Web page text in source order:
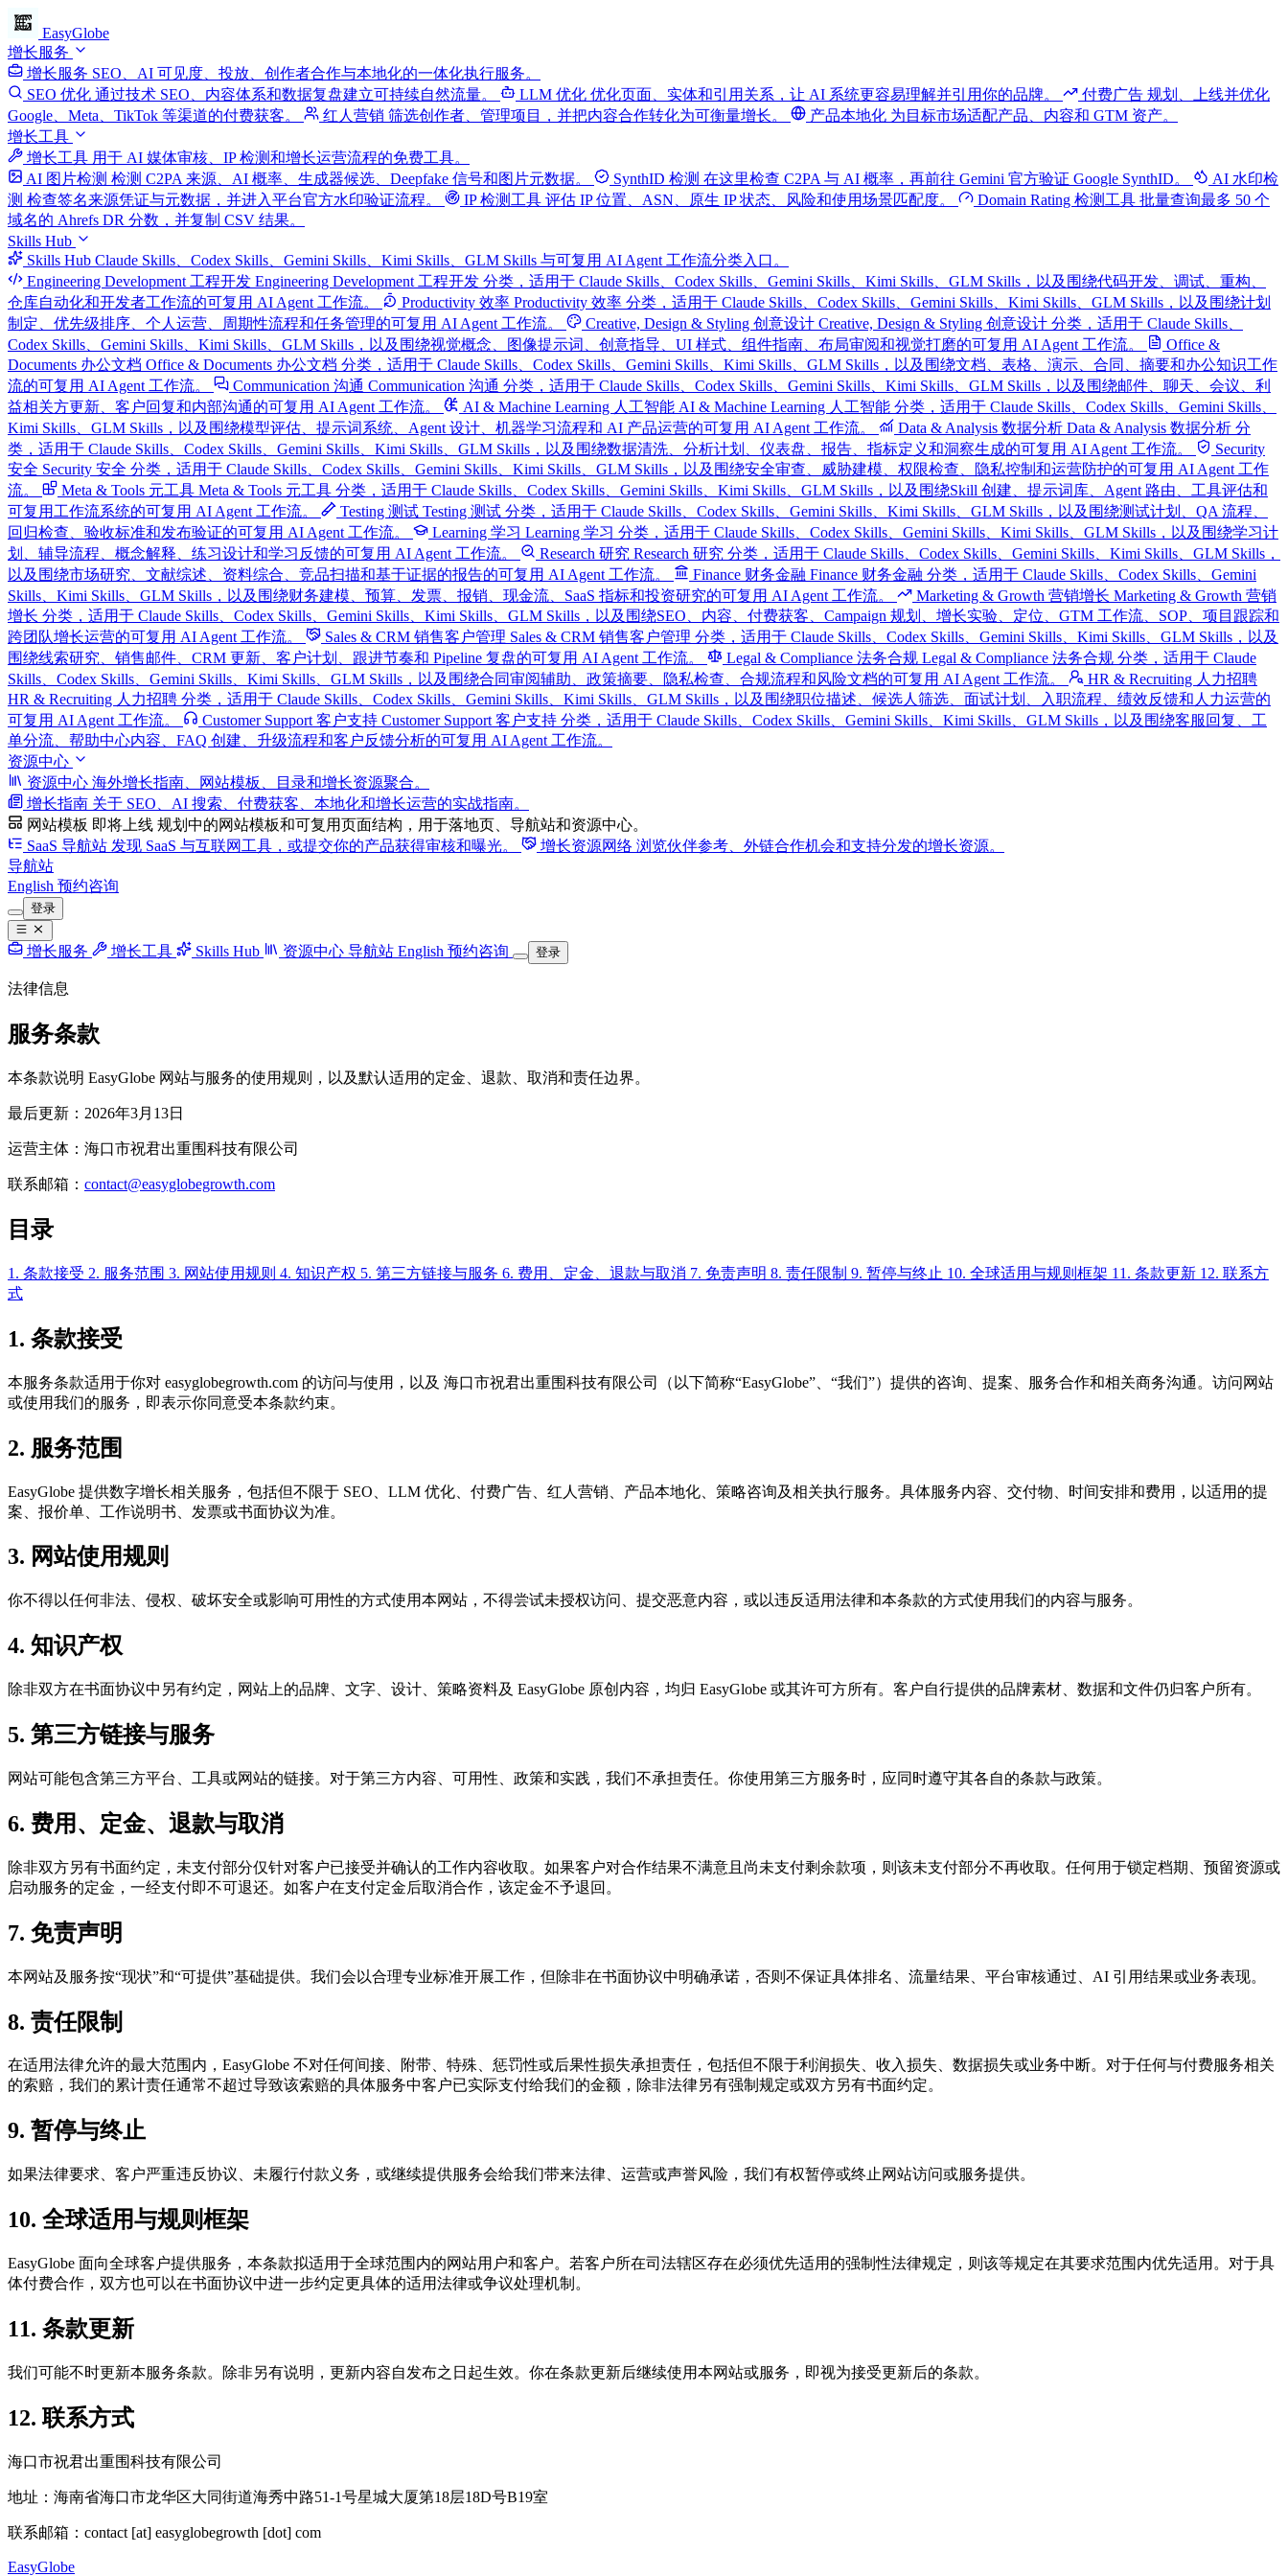
EasyGlobe
增长服务
增长服务 SEO、AI 可见度、投放、创作者合作与本地化的一体化执行服务。
SEO 优化 通过技术 SEO、内容体系和数据复盘建立可持续自然流量。 LLM 优化 优化页面、实体和引用关系，让 AI 系统更容易理解并引用你的品牌。 付费广告 规划、上线并优化
Google、Meta、TikTok 等渠道的付费获客。
红人营销 筛选创作者、管理项目，并把内容合作转化为可衡量增长。 产品本地化 为目标市场适配产品、内容和 GTM 资产。
增长工具
增长工具 用于 AI 媒体审核、IP 检测和增长运营流程的免费工具。
AI 图片检测 检测 C2PA 来源、AI 概率、生成器候选、Deepfake 信号和图片元数据。 SynthID 检测 在这里检查 C2PA 与 AI 概率，再前往 Gemini 官方验证 Google SynthID。
AI 水印检
测 检查签名来源凭证与元数据，并进入平台官方水印验证流程。 IP 检测工具 评估 IP 位置、ASN、原生 IP 状态、风险和使用场景匹配度。 Domain Rating 检测工具 批量查询最多 50 个
域名的 Ahrefs DR 分数，并复制 CSV 结果。
Skills Hub
Skills Hub Claude Skills、Codex Skills、Gemini Skills、Kimi Skills、GLM Skills 与可复用 AI Agent 工作流分类入口。
Engineering Development 工程开发 Engineering Development 工程开发 分类，适用于 Claude Skills、Codex Skills、Gemini Skills、Kimi Skills、GLM Skills，以及围绕代码开发、调试、重构、
仓库自动化和开发者工作流的可复用 AI Agent 工作流。
Productivity 效率 Productivity 效率 分类，适用于 Claude Skills、Codex Skills、Gemini Skills、Kimi Skills、GLM Skills，以及围绕计划
制定、优先级排序、个人运营、周期性流程和任务管理的可复用 AI Agent 工作流。
Creative, Design & Styling 创意设计 Creative, Design & Styling 创意设计 分类，适用于 Claude Skills、
Codex Skills、Gemini Skills、Kimi Skills、GLM Skills，以及围绕视觉概念、图像提示词、创意指导、UI 样式、组件指南、布局审阅和视觉打磨的可复用 AI Agent 工作流。
Office &
Documents 办公文档 Office & Documents 办公文档 分类，适用于 Claude Skills、Codex Skills、Gemini Skills、Kimi Skills、GLM Skills，以及围绕文档、表格、演示、合同、摘要和办公知识工作
流的可复用 AI Agent 工作流。
Communication 沟通 Communication 沟通 分类，适用于 Claude Skills、Codex Skills、Gemini Skills、Kimi Skills、GLM Skills，以及围绕邮件、聊天、会议、利
益相关方更新、客户回复和内部沟通的可复用 AI Agent 工作流。
AI & Machine Learning 人工智能 AI & Machine Learning 人工智能 分类，适用于 Claude Skills、Codex Skills、Gemini Skills、
Kimi Skills、GLM Skills，以及围绕模型评估、提示词系统、Agent 设计、机器学习流程和 AI 产品运营的可复用 AI Agent 工作流。
Data & Analysis 数据分析 Data & Analysis 数据分析 分
类，适用于 Claude Skills、Codex Skills、Gemini Skills、Kimi Skills、GLM Skills，以及围绕数据清洗、分析计划、仪表盘、报告、指标定义和洞察生成的可复用 AI Agent 工作流。
Security
安全 Security 安全 分类，适用于 Claude Skills、Codex Skills、Gemini Skills、Kimi Skills、GLM Skills，以及围绕安全审查、威胁建模、权限检查、隐私控制和运营防护的可复用 AI Agent 工作
流。
Meta & Tools 元工具 Meta & Tools 元工具 分类，适用于 Claude Skills、Codex Skills、Gemini Skills、Kimi Skills、GLM Skills，以及围绕Skill 创建、提示词库、Agent 路由、工具评估和
可复用工作流系统的可复用 AI Agent 工作流。
Testing 测试 Testing 测试 分类，适用于 Claude Skills、Codex Skills、Gemini Skills、Kimi Skills、GLM Skills，以及围绕测试计划、QA 流程、
回归检查、验收标准和发布验证的可复用 AI Agent 工作流。
Learning 学习 Learning 学习 分类，适用于 Claude Skills、Codex Skills、Gemini Skills、Kimi Skills、GLM Skills，以及围绕学习计
划、辅导流程、概念解释、练习设计和学习反馈的可复用 AI Agent 工作流。
Research 研究 Research 研究 分类，适用于 Claude Skills、Codex Skills、Gemini Skills、Kimi Skills、GLM Skills，
以及围绕市场研究、文献综述、资料综合、竞品扫描和基于证据的报告的可复用 AI Agent 工作流。
Finance 财务金融 Finance 财务金融 分类，适用于 Claude Skills、Codex Skills、Gemini
Skills、Kimi Skills、GLM Skills，以及围绕财务建模、预算、发票、报销、现金流、SaaS 指标和投资研究的可复用 AI Agent 工作流。
Marketing & Growth 营销增长 Marketing & Growth 营销
增长 分类，适用于 Claude Skills、Codex Skills、Gemini Skills、Kimi Skills、GLM Skills，以及围绕SEO、内容、付费获客、Campaign 规划、增长实验、定位、GTM 工作流、SOP、项目跟踪和
跨团队增长运营的可复用 AI Agent 工作流。
Sales & CRM 销售客户管理 Sales & CRM 销售客户管理 分类，适用于 Claude Skills、Codex Skills、Gemini Skills、Kimi Skills、GLM Skills，以及
围绕线索研究、销售邮件、CRM 更新、客户计划、跟进节奏和 Pipeline 复盘的可复用 AI Agent 工作流。
Legal & Compliance 法务合规 Legal & Compliance 法务合规 分类，适用于 Claude
Skills、Codex Skills、Gemini Skills、Kimi Skills、GLM Skills，以及围绕合同审阅辅助、政策摘要、隐私检查、合规流程和风险文档的可复用 AI Agent 工作流。
HR & Recruiting 人力招聘
HR & Recruiting 人力招聘 分类，适用于 Claude Skills、Codex Skills、Gemini Skills、Kimi Skills、GLM Skills，以及围绕职位描述、候选人筛选、面试计划、入职流程、绩效反馈和人力运营的
可复用 AI Agent 工作流。
Customer Support 客户支持 Customer Support 客户支持 分类，适用于 Claude Skills、Codex Skills、Gemini Skills、Kimi Skills、GLM Skills，以及围绕客服回复、工
单分流、帮助中心内容、FAQ 创建、升级流程和客户反馈分析的可复用 AI Agent 工作流。
资源中心
资源中心 海外增长指南、网站模板、目录和增长资源聚合。
增长指南 关于 SEO、AI 搜索、付费获客、本地化和增长运营的实战指南。
网站模板 即将上线 规划中的网站模板和可复用页面结构，用于落地页、导航站和资源中心。
SaaS 导航站 发现 SaaS 与互联网工具，或提交你的产品获得审核和曝光。 增长资源网络 浏览伙伴参考、外链合作机会和支持分发的增长资源。
导航站
English 预约咨询
登录
增长服务 增长工具 Skills Hub 资源中心 导航站 English 预约咨询 登录
法律信息
服务条款
本条款说明 EasyGlobe 网站与服务的使用规则，以及默认适用的定金、退款、取消和责任边界。
最后更新： 2026年3月13日
运营主体： 海口市祝君出重围科技有限公司
联系邮箱： contact@easyglobegrowth.com
目录
1. 条款接受 2. 服务范围 3. 网站使用规则 4. 知识产权 5. 第三方链接与服务 6. 费用、定金、退款与取消 7. 免责声明 8. 责任限制 9. 暂停与终止 10. 全球适用与规则框架 11. 条款更新 12. 联系方
式
1. 条款接受
本服务条款适用于你对 easyglobegrowth.com 的访问与使用，以及 海口市祝君出重围科技有限公司（以下简称“EasyGlobe”、“我们”）提供的咨询、提案、服务合作和相关商务沟通。访问网站
或使用我们的服务，即表示你同意受本条款约束。
2. 服务范围
EasyGlobe 提供数字增长相关服务，包括但不限于 SEO、LLM 优化、付费广告、红人营销、产品本地化、策略咨询及相关执行服务。具体服务内容、交付物、时间安排和费用，以适用的提
案、报价单、工作说明书、发票或书面协议为准。
3. 网站使用规则
你不得以任何非法、侵权、破坏安全或影响可用性的方式使用本网站，不得尝试未授权访问、提交恶意内容，或以违反适用法律和本条款的方式使用我们的内容与服务。
4. 知识产权
除非双方在书面协议中另有约定，网站上的品牌、文字、设计、策略资料及 EasyGlobe 原创内容，均归 EasyGlobe 或其许可方所有。客户自行提供的品牌素材、数据和文件仍归客户所有。
5. 第三方链接与服务
网站可能包含第三方平台、工具或网站的链接。对于第三方内容、可用性、政策和实践，我们不承担责任。你使用第三方服务时，应同时遵守其各自的条款与政策。
6. 费用、定金、退款与取消
除非双方另有书面约定，未支付部分仅针对客户已接受并确认的工作内容收取。如果客户对合作结果不满意且尚未支付剩余款项，则该未支付部分不再收取。任何用于锁定档期、预留资源或
启动服务的定金，一经支付即不可退还。如客户在支付定金后取消合作，该定金不予退回。
7. 免责声明
本网站及服务按“现状”和“可提供”基础提供。我们会以合理专业标准开展工作，但除非在书面协议中明确承诺，否则不保证具体排名、流量结果、平台审核通过、AI 引用结果或业务表现。
8. 责任限制
在适用法律允许的最大范围内，EasyGlobe 不对任何间接、附带、特殊、惩罚性或后果性损失承担责任，包括但不限于利润损失、收入损失、数据损失或业务中断。对于任何与付费服务相关
的索赔，我们的累计责任通常不超过导致该索赔的具体服务中客户已实际支付给我们的金额，除非法律另有强制规定或双方另有书面约定。
9. 暂停与终止
如果法律要求、客户严重违反协议、未履行付款义务，或继续提供服务会给我们带来法律、运营或声誉风险，我们有权暂停或终止网站访问或服务提供。
10. 全球适用与规则框架
EasyGlobe 面向全球客户提供服务，本条款拟适用于全球范围内的网站用户和客户。若客户所在司法辖区存在必须优先适用的强制性法律规定，则该等规定在其要求范围内优先适用。对于具
体付费合作，双方也可以在书面协议中进一步约定更具体的适用法律或争议处理机制。
11. 条款更新
我们可能不时更新本服务条款。除非另有说明，更新内容自发布之日起生效。你在条款更新后继续使用本网站或服务，即视为接受更新后的条款。
12. 联系方式
海口市祝君出重围科技有限公司
地址：海南省海口市龙华区大同街道海秀中路51-1号星城大厦第18层18D号B19室
联系邮箱：contact [at] easyglobegrowth [dot] com
EasyGlobe